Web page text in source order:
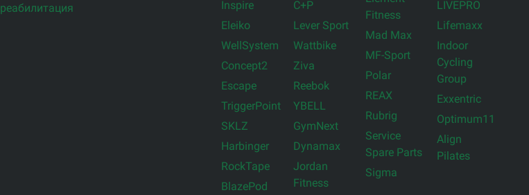
реабилитация
Inspire
Eleiko
WellSystem
Concept2
Escape
TriggerPoint
SKLZ
Harbinger
RockTape
BlazePod
C+P
Lever Sport
Wattbike
Ziva
Reebok
YBELL
GymNext
Dynamax
Jordan
Fitness
Fitness
Mad Max
MF-Sport
Polar
REAX
Rubrig
Service
Spare Parts
Sigma
LIVEPRO
Lifemaxx
Indoor
Cycling
Group
Exxentric
Optimum11
Align
Pilates